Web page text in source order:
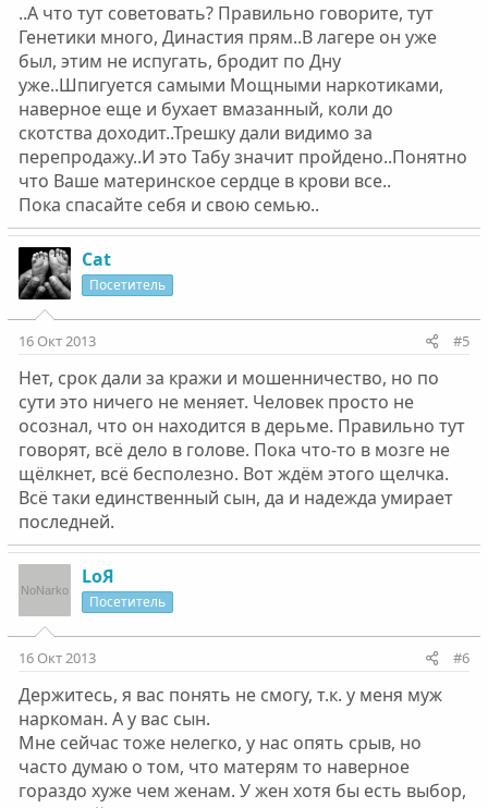
..А что тут советовать? Правильно говорите, тут
Генетики много, Династия прям..В лагере он уже
был, этим не испугать, бродит по Дну
уже..Шпигуется самыми Мощными наркотиками,
наверное еще и бухает вмазанный, коли до
скотства доходит..Трешку дали видимо за
перепродажу..И это Табу значит пройдено..Понятно
что Ваше материнское сердце в крови все..
Пока спасайте себя и свою семью..
Cat
Посетитель
16 Окт 2013 #5
Нет, срок дали за кражи и мошенничество, но по
сути это ничего не меняет. Человек просто не
осознал, что он находится в дерьме. Правильно тут
говорят, всё дело в голове. Пока что-то в мозге не
щёлкнет, всё бесполезно. Вот ждём этого щелчка.
Всё таки единственный сын, да и надежда умирает
последней.
LoЯ
Посетитель
16 Окт 2013 #6
Держитесь, я вас понять не смогу, т.к. у меня муж
наркоман. А у вас сын.
Мне сейчас тоже нелегко, у нас опять срыв, но
часто думаю о том, что матерям то наверное
гораздо хуже чем женам. У жен хотя бы есть выбор,